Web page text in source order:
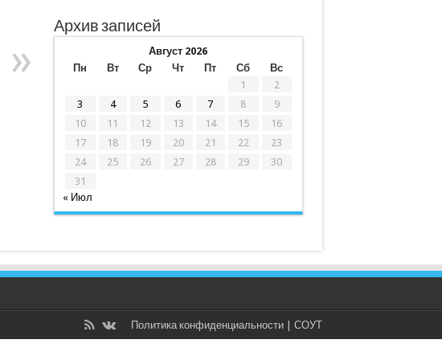
Архив записей
Август 2026
Пн
Вт Ср Чт Пт Сб
Вс
1
2
3
4 5 6 7 8
9
10
11 12 13 14 15
16
17
18 19 20 21 22
23
24
25 26 27 28 29
30
31
« Июл
Политика конфиденциальности| СОУТ